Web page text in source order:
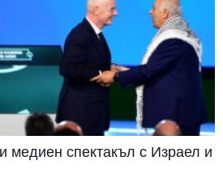
медиен спектакъл с Израел и